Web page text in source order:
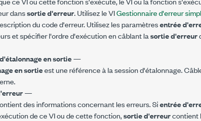
danssortie d'erreur. Utilisez le VIGestionnaire d'erreur
du code d'erreur. Utilisez les paramètresentrée
et spécifier l'ordre d'exécution en câblant lasortie d'erreur
en sortie—
en sortieest une référence à la session d'étalonnage.
—
des informations concernant les erreurs. Sientrée
de ce VI ou de cette fonction,sortie d'erreurcontient